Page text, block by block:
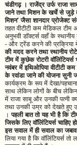
चंडीगढ़ । राजेंद्र उर्फ राजा
जाने तथा मिशन के खर्चे से जुड़े
मिशन' जैसा शानदार
तहत वीटीटी कम मेडिकल टीम
अनुभवी डॉक्टर्स वहाँ के
- और ट्रेंड करने की प्रक्रिया
की मदद करने तथा स्थानीय
टीम में कुछेक रोटरी
नवंबर में इथिओपिया वीटीटी
के रवांडा जाने की योजना सुनी
कार्यक्रम के रूप में देखा/
साथ लेकिन लोगों के बीच
में राजा साबू और उनकी पत्नी
तथा उनकी उम्र को देखते हुए
।पहली बात तो यह भी है कि
जिसके लिए वॉलिंटियर्स चाहिए
इस सवाल में ही सवाल का जबाव
लिया गया है कि वॉलिंटियर्स